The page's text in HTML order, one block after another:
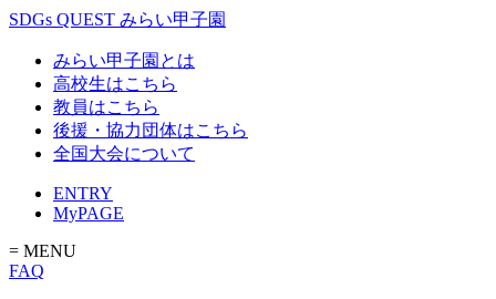
SDGs QUEST みらい甲子園
みらい甲子園とは
高校生はこちら
教員はこちら
後援・協力団体はこちら
全国大会について
ENTRY
MyPAGE
= MENU
FAQ